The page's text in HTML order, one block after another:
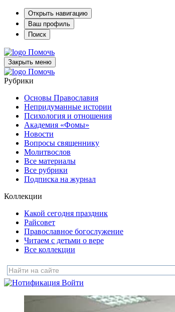
Открыть навигацию
Ваш профиль
Поиск
Помочь
Закрыть меню
Помочь
Рубрики
Основы Православия
Непридуманные истории
Психология и отношения
Академия «Фомы»
Новости
Вопросы священнику
Молитвослов
Все материалы
Все рубрики
Подписка на журнал
Коллекции
Какой сегодня праздник
Райсовет
Православное богослужение
Читаем с детьми о вере
Все коллекции
Войти